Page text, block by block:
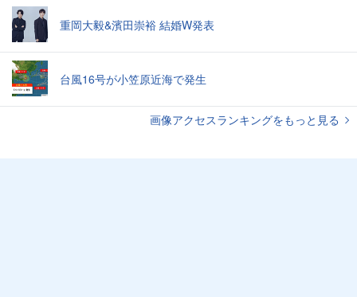
重岡大毅&濱田崇裕 結婚W発表
台風16号が小笠原近海で発生
画像アクセスランキングをもっと見る